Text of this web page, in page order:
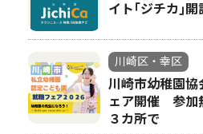
イト｢ジチカ｣開
川崎区・幸区
川崎市幼稚園
ェア開催 参
３カ所で